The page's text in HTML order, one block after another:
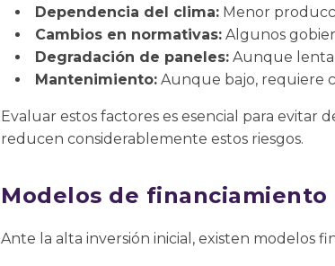
Dependencia del clima: Menor
Cambios en normativas: Algunos
Degradación de paneles: Aunque
Mantenimiento: Aunque bajo, requiere
Evaluar estos factores es esencial para evitar
reducen considerablemente estos riesgos.
Modelos de
Ante la alta inversión inicial, existen modelos